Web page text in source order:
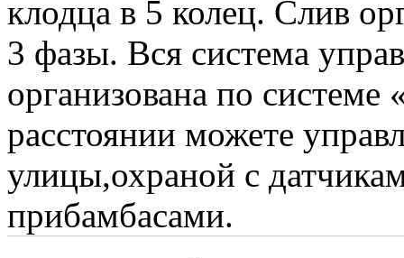
клодца в 5 колец. Слив
3 фазы. Вся система
организована по
расстоянии можете
улицы,охраной с
прибамбасами.